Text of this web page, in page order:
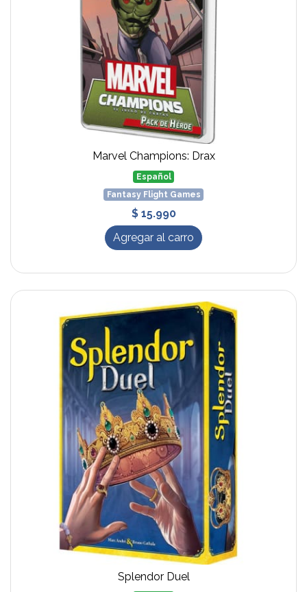
Marvel Champions: Drax
Español
Fantasy Flight Games
$ 15.990
Agregar al carro
Splendor Duel